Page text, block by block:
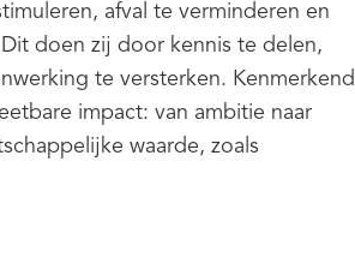
afval te verminderen en
doen zij door kennis te delen,
te versterken. Kenmerkend
impact: van ambitie naar
waarde, zoals